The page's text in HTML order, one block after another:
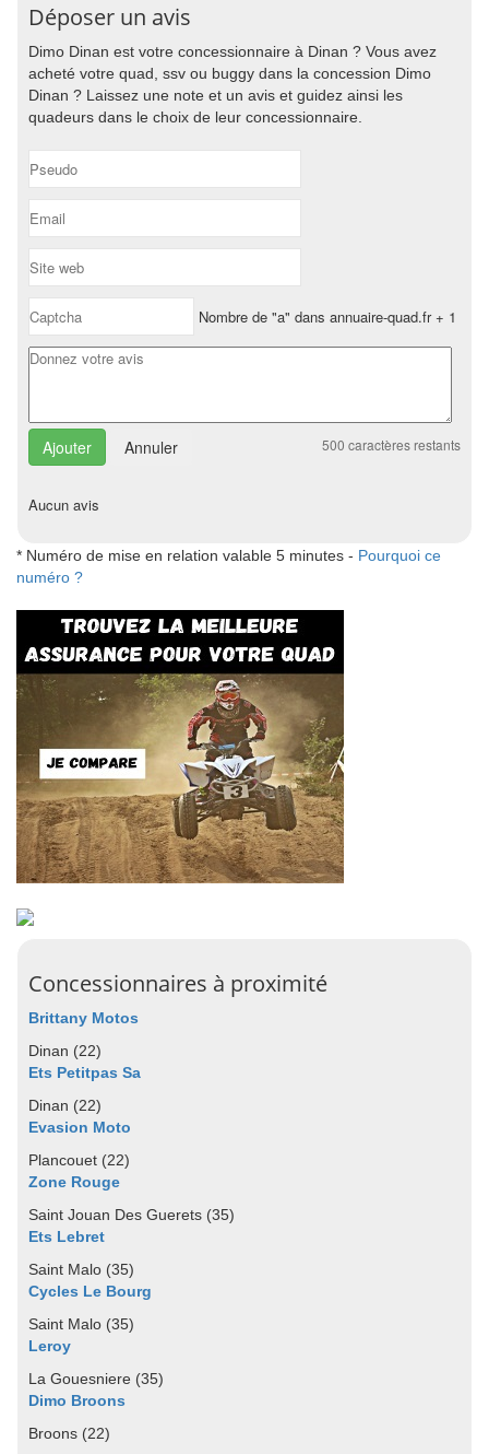
Déposer un avis
Dimo Dinan est votre concessionnaire à Dinan ? Vous avez
acheté votre quad, ssv ou buggy dans la concession Dimo
Dinan ? Laissez une note et un avis et guidez ainsi les
quadeurs dans le choix de leur concessionnaire.
Nombre de "a" dans annuaire-quad.fr + 1
Annuler 500 caractères restants
Aucun avis
* Numéro de mise en relation valable 5 minutes - Pourquoi ce
numéro ?
Concessionnaires à proximité
Brittany Motos
Dinan (22)
Ets Petitpas Sa
Dinan (22)
Evasion Moto
Plancouet (22)
Zone Rouge
Saint Jouan Des Guerets (35)
Ets Lebret
Saint Malo (35)
Cycles Le Bourg
Saint Malo (35)
Leroy
La Gouesniere (35)
Dimo Broons
Broons (22)